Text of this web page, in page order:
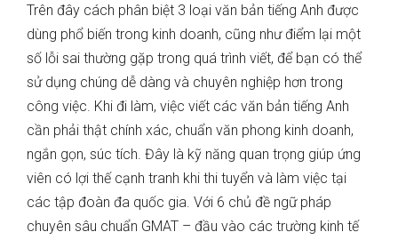
Trên đây cách phân biệt 3 loại văn bản tiếng Anh được
dùng phổ biến trong kinh doanh, cũng như điểm lại một
số lỗi sai thường gặp trong quá trình viết, để bạn có thể
sử dụng chúng dễ dàng và chuyên nghiệp hơn trong
công việc. Khi đi làm, việc viết các văn bản tiếng Anh
cần phải thật chính xác, chuẩn văn phong kinh doanh,
ngắn gọn, súc tích. Đây là kỹ năng quan trọng giúp ứng
viên có lợi thế cạnh tranh khi thi tuyển và làm việc tại
các tập đoàn đa quốc gia. Với 6 chủ đề ngữ pháp
chuyên sâu chuẩn GMAT – đầu vào các trường kinh tế